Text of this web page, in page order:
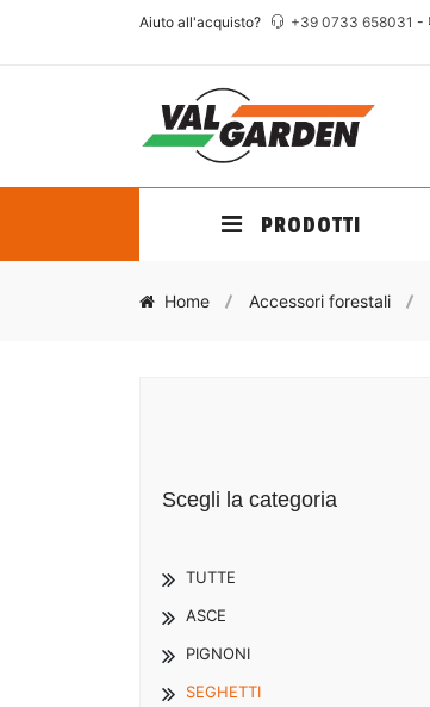
Aiuto all'acquisto? +39 0733 658031 -
PRODOTTI
Home Accessori forestali
Scegli la categoria
TUTTE
ASCE
PIGNONI
SEGHETTI